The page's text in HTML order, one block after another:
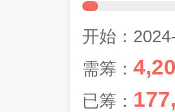
开始：
需筹：
已筹：